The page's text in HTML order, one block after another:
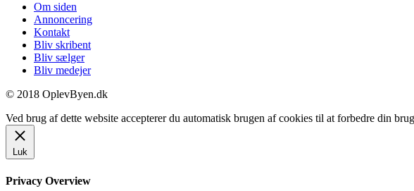
Om siden
Annoncering
Kontakt
Bliv skribent
Bliv sælger
Bliv medejer
© 2018 OplevByen.dk
Ved brug af dette website accepterer du automatisk brugen af cookies til at forbedre din
Luk
Privacy Overview